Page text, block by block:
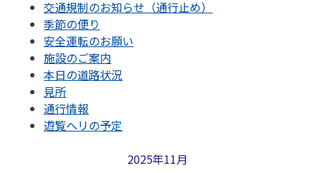
交通規制のお知らせ（通行止め）
季節の便り
安全運転のお願い
施設のご案内
本日の道路状況
見所
通行情報
遊覧ヘリの予定
2025年11月